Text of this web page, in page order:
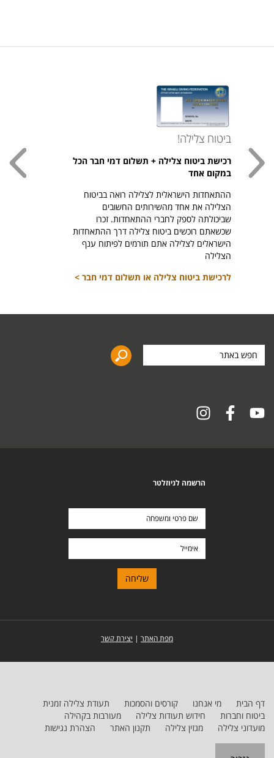
ביטוח צלילה!
רכישת ביטוח צלילה + תשלום דמי חבר הכל
במקום אחד
ההתאחדות הישראלית לצלילה רואה בביטוח
הצלילה את אחד מהשירותים החשובים
שביכולתה לספק לחברי ההתאחדות. זכרו
שכשאתם רוכשים ביטוח צלילה דרך ההתאחדות
הישראלים לצלילה אתם תורמים לפיתוח ענף
הצלילה
לרכישת ביטוח צלילה או תשלום דמי חבר >
באתר
הרשמה לניוזלטר
מפת האתר | יצירת קשר
דף הבית מי אנחנו קורסים והסמכות
תעודת צלילה זמנית
ביטוח וחברות
חידוש תעודות צלילה
מעורבות בקהילה
מועדוני צלילה
מגזין צלילה תקנון האתר הצהרת נגישות